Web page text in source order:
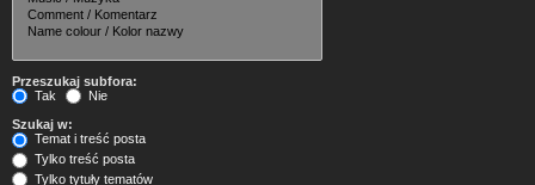
Przeszukaj subfora:
Tak
Nie
Szukaj w:
Temat i treść posta
Tylko treść posta
Tylko tytuły tematów